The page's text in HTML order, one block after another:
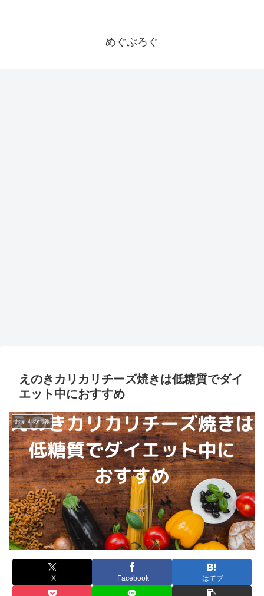
めぐぶろぐ
えのきカリカリチーズ焼きは低糖質でダイ
エット中におすすめ
おすすめ情報
X Facebook はてブ